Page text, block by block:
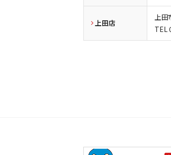
上田店
上
TEL